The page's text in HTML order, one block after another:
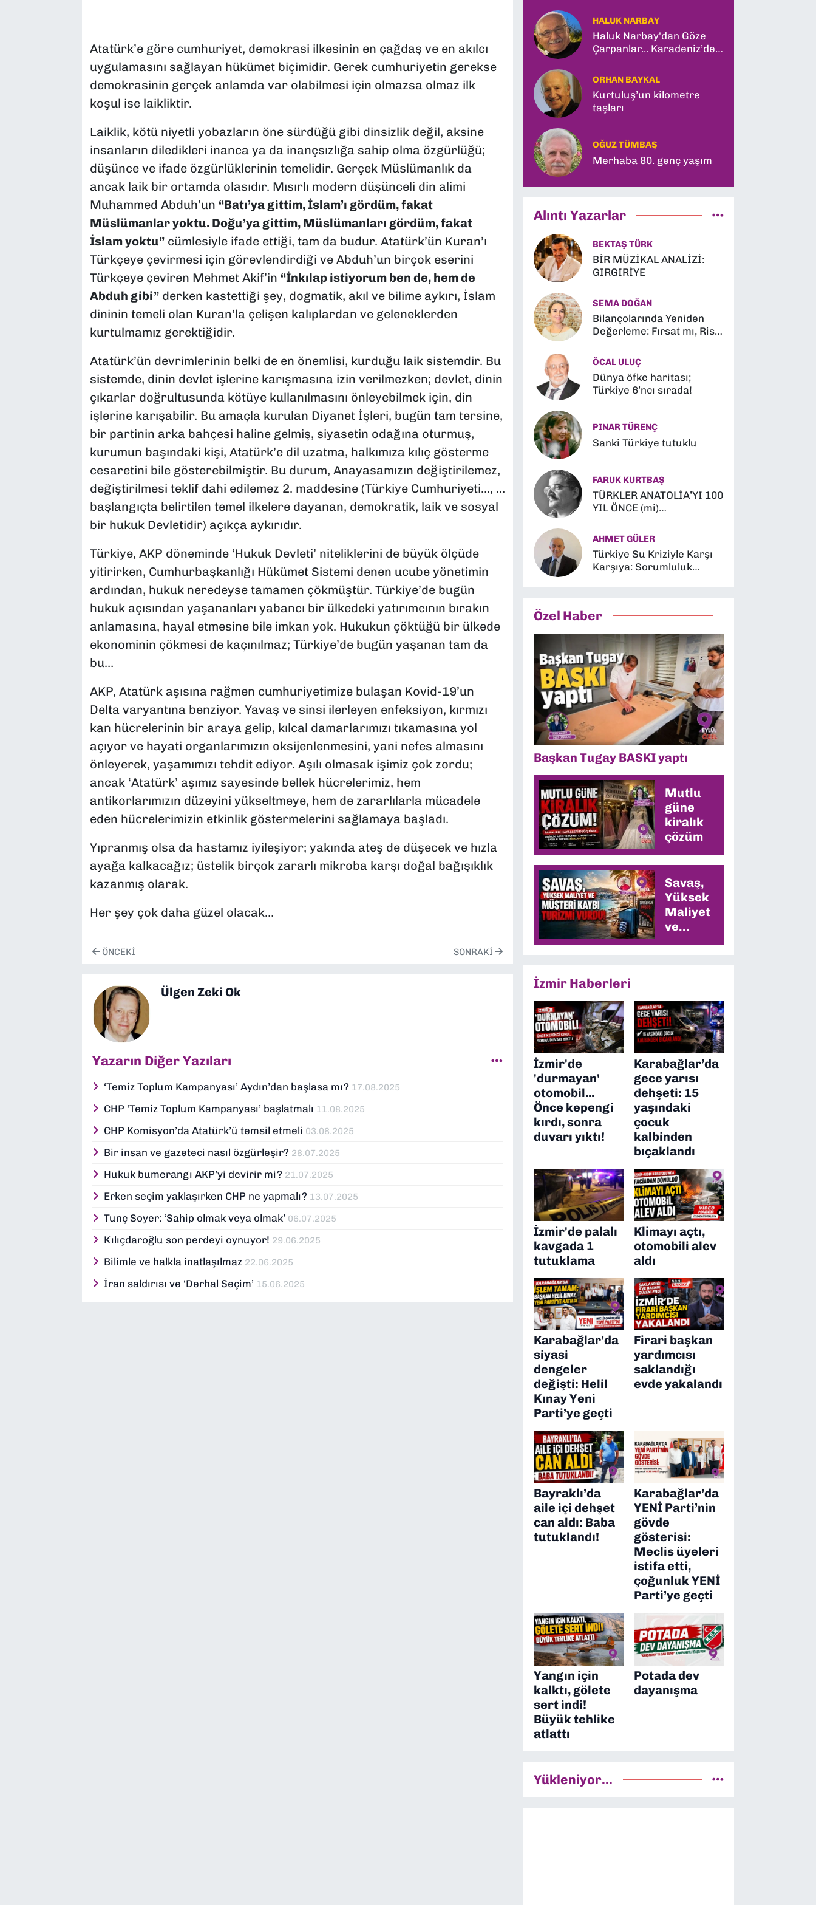
Atatürk’e göre cumhuriyet, demokrasi ilkesinin en çağdaş ve en akılcı
uygulamasını sağlayan hükümet biçimidir. Gerek cumhuriyetin gerekse
demokrasinin gerçek anlamda var olabilmesi için olmazsa olmaz ilk
koşul ise laikliktir.
Laiklik, kötü niyetli yobazların öne sürdüğü gibi dinsizlik değil, aksine
insanların diledikleri inanca ya da inançsızlığa sahip olma özgürlüğü;
düşünce ve ifade özgürlüklerinin temelidir. Gerçek Müslümanlık da
ancak laik bir ortamda olasıdır. Mısırlı modern düşünceli din alimi
Muhammed Abduh’un “Batı’ya gittim, İslam’ı gördüm, fakat
Müslümanlar yoktu. Doğu’ya gittim, Müslümanları gördüm, fakat
İslam yoktu”cümlesiyle ifade ettiği, tam da budur. Atatürk’ün Kuran’ı
Türkçeye çevirmesi için görevlendirdiği ve Abduh’un birçok eserini
Türkçeye çeviren Mehmet Akif’in “İnkılap istiyorum ben de, hem de
Abduh gibi”derken kastettiği şey, dogmatik, akıl ve bilime aykırı, İslam
dininin temeli olan Kuran’la çelişen kalıplardan ve geleneklerden
kurtulmamız gerektiğidir.
Atatürk’ün devrimlerinin belki de en önemlisi, kurduğu laik sistemdir. Bu
sistemde, dinin devlet işlerine karışmasına izin verilmezken; devlet, dinin
çıkarlar doğrultusunda kötüye kullanılmasını önleyebilmek için, din
işlerine karışabilir. Bu amaçla kurulan Diyanet İşleri, bugün tam tersine,
bir partinin arka bahçesi haline gelmiş, siyasetin odağına oturmuş,
kurumun başındaki kişi, Atatürk’e dil uzatma, halkımıza kılıç gösterme
cesaretini bile gösterebilmiştir. Bu durum, Anayasamızın değiştirilemez,
değiştirilmesi teklif dahi edilemez 2. maddesine (Türkiye Cumhuriyeti…, …
başlangıçta belirtilen temel ilkelere dayanan, demokratik, laik ve sosyal
bir hukuk Devletidir) açıkça aykırıdır.
Türkiye, AKP döneminde ‘Hukuk Devleti’ niteliklerini de büyük ölçüde
yitirirken, Cumhurbaşkanlığı Hükümet Sistemi denen ucube yönetimin
ardından, hukuk neredeyse tamamen çökmüştür. Türkiye’de bugün
hukuk açısından yaşananları yabancı bir ülkedeki yatırımcının bırakın
anlamasına, hayal etmesine bile imkan yok. Hukukun çöktüğü bir ülkede
ekonominin çökmesi de kaçınılmaz; Türkiye’de bugün yaşanan tam da
bu…
AKP, Atatürk aşısına rağmen cumhuriyetimize bulaşan Kovid-19’un
Delta varyantına benziyor. Yavaş ve sinsi ilerleyen enfeksiyon, kırmızı
kan hücrelerinin bir araya gelip, kılcal damarlarımızı tıkamasına yol
açıyor ve hayati organlarımızın oksijenlenmesini, yani nefes almasını
önleyerek, yaşamımızı tehdit ediyor. Aşılı olmasak işimiz çok zordu;
ancak ‘Atatürk’ aşımız sayesinde bellek hücrelerimiz, hem
antikorlarımızın düzeyini yükseltmeye, hem de zararlılarla mücadele
eden hücrelerimizin etkinlik göstermelerini sağlamaya başladı.
Yıpranmış olsa da hastamız iyileşiyor; yakında ateş de düşecek ve hızla
ayağa kalkacağız; üstelik birçok zararlı mikroba karşı doğal bağışıklık
kazanmış olarak.
Her şey çok daha güzel olacak…
ÖNCEKI SONRAKI
Ülgen Zeki Ok
Yazarın Diğer Yazıları
‘Temiz Toplum Kampanyası’ Aydın’dan başlasa mı? 17.08.2025
CHP ‘Temiz Toplum Kampanyası’ başlatmalı 11.08.2025
CHP Komisyon’da Atatürk’ü temsil etmeli 03.08.2025
Bir insan ve gazeteci nasıl özgürleşir? 28.07.2025
Hukuk bumerangı AKP’yi devirir mi? 21.07.2025
Erken seçim yaklaşırken CHP ne yapmalı? 13.07.2025
Tunç Soyer: ‘Sahip olmak veya olmak’ 06.07.2025
Kılıçdaroğlu son perdeyi oynuyor! 29.06.2025
Bilimle ve halkla inatlaşılmaz 22.06.2025
İran saldırısı ve ‘Derhal Seçim’ 15.06.2025
HALUK NARBAY
Haluk Narbay'dan Göze
Çarpanlar... Karadeniz’de
İlk Kadın General!
ORHAN BAYKAL
Kurtuluş’un kilometre
taşları
OĞUZ TÜMBAŞ
Merhaba 80. genç yaşım
Alıntı Yazarlar
BEKTAŞ TÜRK
BİR MÜZİKAL ANALİZİ:
GIRGIRİYE
SEMA DOĞAN
Bilançolarında Yeniden
Değerleme: Fırsat mı, Risk
ÖCAL ULUÇ
Dünya öfke haritası;
Türkiye 6’ncı sırada!
PINAR TÜRENÇ
Sanki Türkiye tutuklu
FARUK KURTBAŞ
TÜRKLER ANATOLİA’YI 100
YIL ÖNCE (mi)
AHMET GÜLER
Türkiye Su Kriziyle Karşı
Karşıya: Sorumluluk
Özel Haber
Başkan Tugay BASKI yaptı
Mutlu
güne
kiralık
çözüm
Savaş,
Yüksek
Maliyet
ve
Müşteri
Vurdu
İzmir Haberleri
İzmir'de
'durmayan'
otomobil...
Önce kepengi
kırdı, sonra
duvarı yıktı!
Karabağlar’da
gece yarısı
dehşeti: 15
yaşındaki
çocuk
kalbinden
bıçaklandı
İzmir'de palalı
kavgada 1
tutuklama
Klimayı açtı,
otomobili alev
aldı
Karabağlar’da
siyasi
dengeler
değişti: Helil
Kınay Yeni
Parti’ye geçti
Firari başkan
yardımcısı
saklandığı
evde yakalandı
Bayraklı’da
aile içi dehşet
can aldı: Baba
tutuklandı!
Karabağlar’da
YENİ Parti’nin
gövde
gösterisi:
Meclis üyeleri
istifa etti,
çoğunluk YENİ
Parti’ye geçti
Yangın için
kalktı, gölete
sert indi!
Büyük tehlike
atlattı
Potada dev
dayanışma
Yükleniyor...
TEKNOLOJİ
YEREL YÖNETİMLER